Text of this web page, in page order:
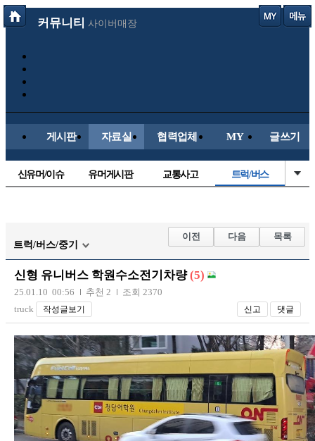
커뮤니티 사이버매장
게시판 자료실 협력업체 MY 글쓰기
신유머/이슈 유머게시판 교통사고 트럭/버스
레이싱모델 자유사진
군사/무기 항공/해운/철도
장착시공사진
트럭/버스/중기
이전 다음 목록
신형 유니버스 학원수소전기차량 (5)
25.01.10 00:56 추천 2
조회 2370
truck
작성글보기 신고 댓글